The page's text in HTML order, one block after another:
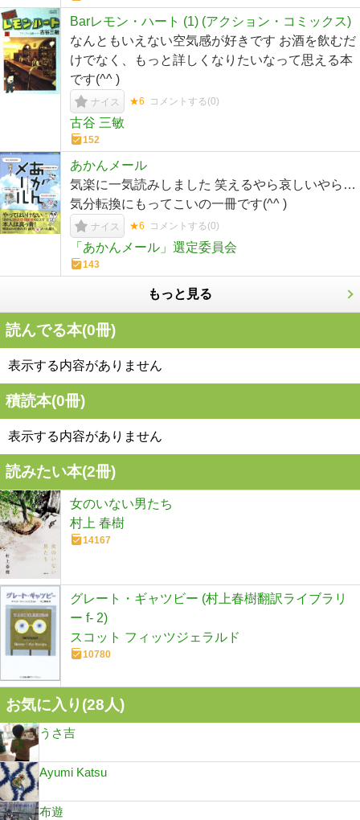
Barレモン・ハート (1) (アクション・コミックス)
なんともいえない空気感が好きです お酒を飲むだ
けでなく、もっと詳しくなりたいなって思える本
です(^^ )
ナイス ★6 コメントする(0)
古谷 三敏
152
あかんメール
気楽に一気読みしました 笑えるやら哀しいやら…
気分転換にもってこいの一冊です(^^ )
ナイス ★6 コメントする(0)
「あかんメール」選定委員会
143
もっと見る
読んでる本(0冊)
表示する内容がありません
積読本(0冊)
表示する内容がありません
読みたい本(2冊)
女のいない男たち
村上 春樹
14167
グレート・ギャツビー (村上春樹翻訳ライブラリ
ー f- 2)
スコット フィッツジェラルド
10780
お気に入り(28人)
うさ吉
Ayumi Katsu
布遊